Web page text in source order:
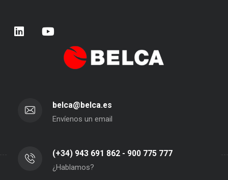
belca@belca.es
Envíenos un email
(+34) 943 691 862 - 900 775 777
¿Hablamos?